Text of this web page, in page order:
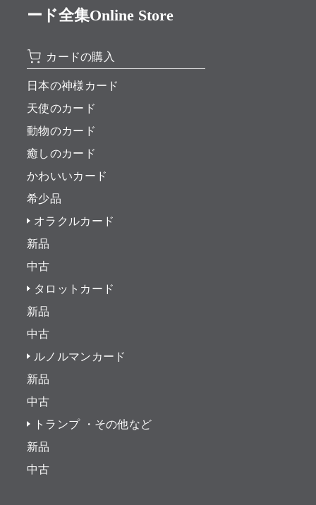
ード全集Online Store
カードの購入
日本の神様カード
天使のカード
動物のカード
癒しのカード
かわいいカード
希少品
オラクルカード
新品
中古
タロットカード
新品
中古
ルノルマンカード
新品
中古
トランプ ・その他など
新品
中古